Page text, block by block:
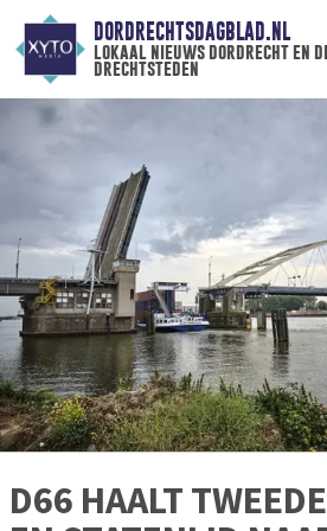
DORDRECHTSDAGBLAD.NL
lokaal nieuws dordrecht en
drechtsteden
D66 HAALT